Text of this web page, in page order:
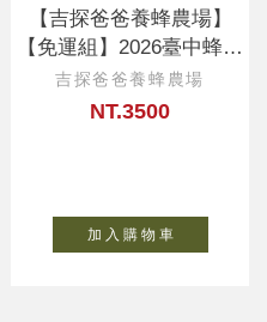
【吉探爸爸養蜂農場】
【免運組】2026臺中蜂華
頭等獎-陳祐堂
吉探爸爸養蜂農場
NT.3500
加 入 購 物 車